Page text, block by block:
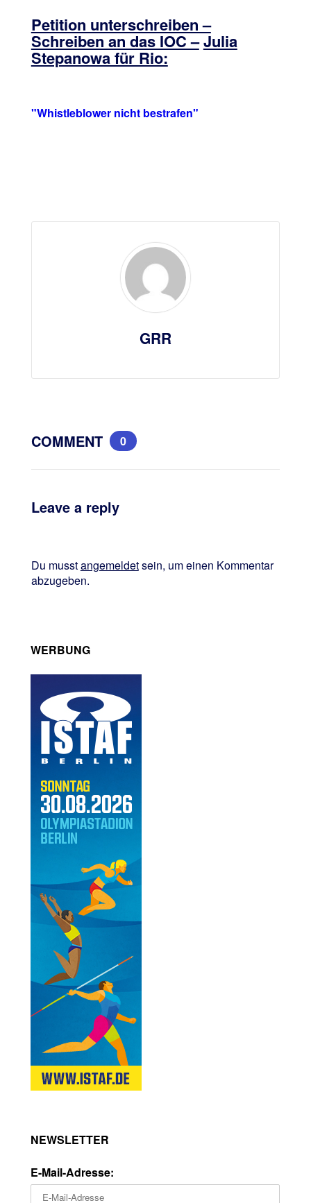
Petition unterschreiben –
Schreiben an das IOC –Julia
Stepanowa für Rio:
"Whistleblower nicht bestrafen"
GRR
COMMENT 0
Leave a reply
Du musstangemeldetsein, um einen Kommentar
abzugeben.
WERBUNG
NEWSLETTER
E-Mail-Adresse: